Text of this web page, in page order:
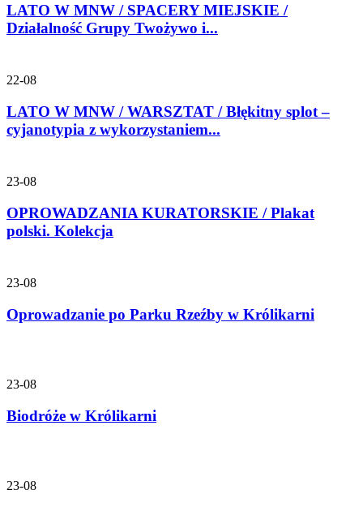
LATO W MNW / SPACERY MIEJSKIE /
Działalność Grupy Twożywo i...
22-08
LATO W MNW / WARSZTAT / Błękitny splot –
cyjanotypia z wykorzystaniem...
23-08
OPROWADZANIA KURATORSKIE / Plakat
polski. Kolekcja
23-08
Oprowadzanie po Parku Rzeźby w Królikarni
23-08
Biodróże w Królikarni
23-08